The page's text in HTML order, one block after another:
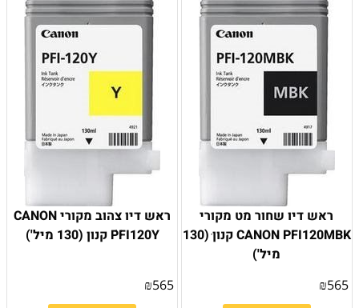
ראש דיו שחור מט מקורי
CANON PFI120MBK קנון ׁ(130
מיל')
₪565
ראש דיו צהוב מקורי CANON
PFI120Y ׁקנון (130 מיל')
₪565